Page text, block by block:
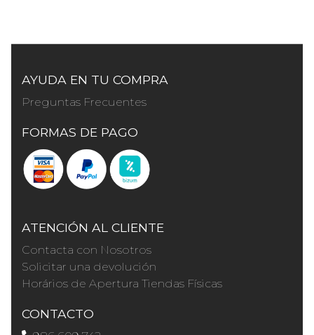
AYUDA EN TU COMPRA
Preguntas Frecuentes
FORMAS DE PAGO
ATENCIÓN AL CLIENTE
Contacta con Nosotros
Solicitar una devolución
Horários de Apertura Tiendas Físicas
CONTACTO